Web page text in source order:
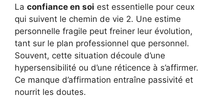
La confiance en soi est essentielle pour ceux
qui suivent le chemin de vie 2. Une estime
personnelle fragile peut freiner leur évolution,
tant sur le plan professionnel que personnel.
Souvent, cette situation découle d’une
hypersensibilité ou d’une réticence à s’affirmer.
Ce manque d’affirmation entraîne passivité et
nourrit les doutes.